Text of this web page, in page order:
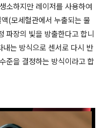
소하지만 레이저를 사용하여
(모세혈관에서 누출되는 물
파장의 빛을 방출한다고 합니
내는 방식으로 센서로 다시 반
준을 결정하는 방식이라고 합